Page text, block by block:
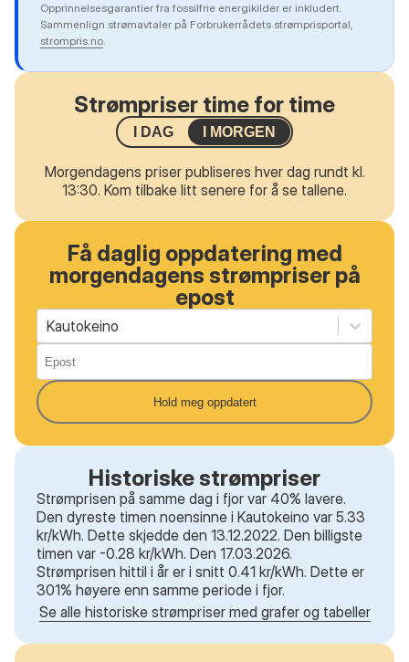
Opprinnelsesgarantier fra fossilfrie energikilder er inkludert.
Sammenlign strømavtaler på Forbrukerrådets strømprisportal,
strompris.no.
Strømpriser time for time
I DAG I MORGEN
Morgendagens priser publiseres hver dag rundt kl.
13:30. Kom tilbake litt senere for å se tallene.
Få daglig oppdatering med
morgendagens strømpriser på
epost
Kautokeino
Hold meg oppdatert
Historiske strømpriser
Strømprisen på samme dag i fjor var 40% lavere.
Den dyreste timen noensinne i Kautokeino var 5.33
kr/kWh. Dette skjedde den 13.12.2022. Den billigste
timen var -0.28 kr/kWh. Den 17.03.2026.
Strømprisen hittil i år er i snitt 0.41 kr/kWh. Dette er
301% høyere enn samme periode i fjor.
Se alle historiske strømpriser med grafer og tabeller